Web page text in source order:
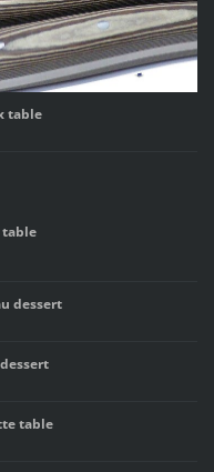
table
table
dessert
table